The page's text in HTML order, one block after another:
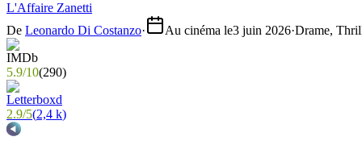
L'Affaire Zanetti
De Leonardo Di Costanzo· Au cinéma le3 juin 2026·Drame,
5.9/10(290)
2.9/5(2,4 k)